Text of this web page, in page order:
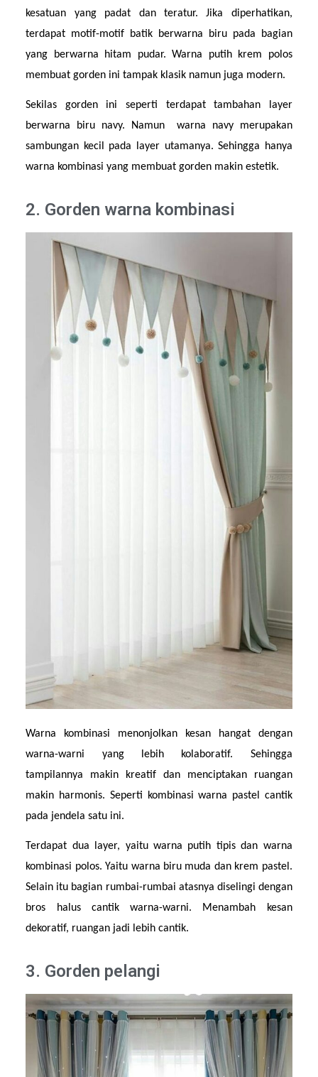
kesatuan yang padat dan teratur. Jika diperhatikan,
terdapat motif-motif batik berwarna biru pada bagian
yang berwarna hitam pudar. Warna putih krem polos
membuat gorden ini tampak klasik namun juga modern.
Sekilas gorden ini seperti terdapat tambahan layer
berwarna biru navy. Namun  warna navy merupakan
sambungan kecil pada layer utamanya. Sehingga hanya
warna kombinasi yang membuat gorden makin estetik.
2. Gorden warna kombinasi
Warna kombinasi menonjolkan kesan hangat dengan
warna-warni yang lebih kolaboratif. Sehingga
tampilannya makin kreatif dan menciptakan ruangan
makin harmonis. Seperti kombinasi warna pastel cantik
pada jendela satu ini.
Terdapat dua layer, yaitu warna putih tipis dan warna
kombinasi polos. Yaitu warna biru muda dan krem pastel.
Selain itu bagian rumbai-rumbai atasnya diselingi dengan
bros halus cantik warna-warni. Menambah kesan
dekoratif, ruangan jadi lebih cantik.
3. Gorden pelangi